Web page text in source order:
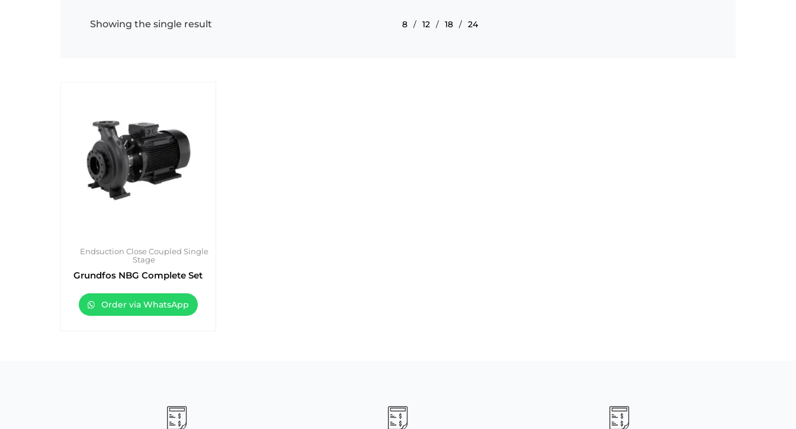
Showing the single result 8 12 18 24
Endsuction Close Coupled Single
Stage
Grundfos NBG Complete Set
Order via WhatsApp